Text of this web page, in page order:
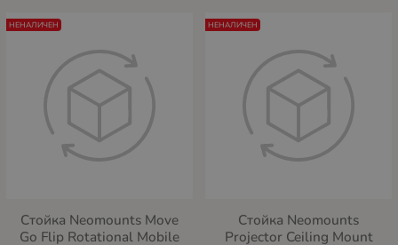
Стойка Neomounts Move
Go Flip Rotational Mobile
НЕНАЛИЧЕН
Стойка Neomounts
Projector Ceiling Mount
НЕНАЛИЧЕН